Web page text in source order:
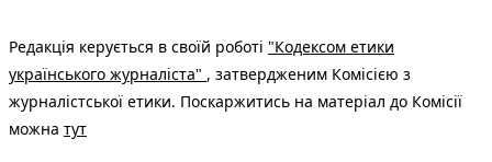
Редакція керується в своїй роботі "Кодексом етики
українського журналіста" , затвердженим Комісією з
журналістської етики. Поскаржитись на матеріал до Комісії
можна тут